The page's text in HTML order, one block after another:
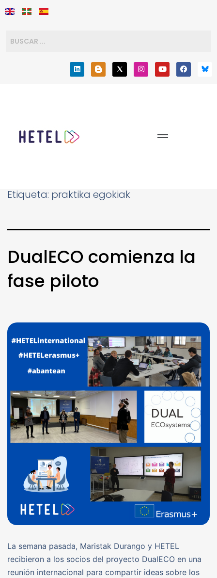
Etiqueta: praktika egokiak
DualECO comienza la
fase piloto
La semana pasada, Maristak Durango y HETEL
recibieron a los socios del proyecto DualECO en una
reunión internacional para compartir ideas sobre los